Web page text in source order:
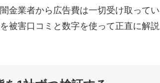
金業者から広告費は一切受け取ってい
被害口コミと数字を使って正直に解説